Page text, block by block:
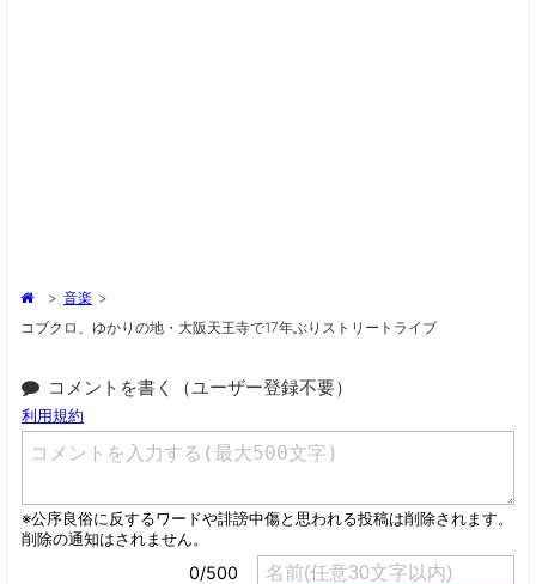
> 音楽 >
コブクロ、ゆかりの地・大阪天王寺で17年ぶりストリートライブ
コメントを書く（ユーザー登録不要）